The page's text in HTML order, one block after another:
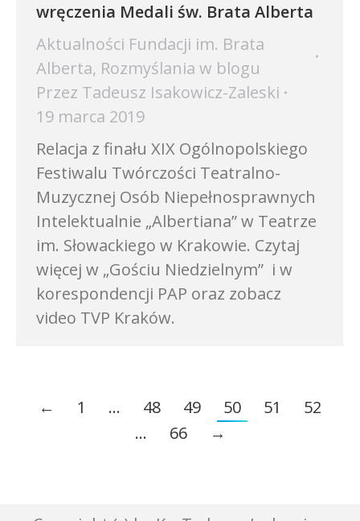
wręczenia Medali św. Brata Alberta
Aktualności Fundacji im. Brata
Alberta, Rozmyślania w blogu
Przez Tadeusz Isakowicz-Zaleski
19 marca 2019
Relacja z finału XIX Ogólnopolskiego
Festiwalu Twórczości Teatralno-
Muzycznej Osób Niepełnosprawnych
Intelektualnie „Albertiana” w Teatrze
im. Słowackiego w Krakowie. Czytaj
więcej w „Gościu Niedzielnym” i w
korespondencji PAP oraz zobacz
video TVP Kraków.
← 1 … 48 49 50 51
52
…
66 →